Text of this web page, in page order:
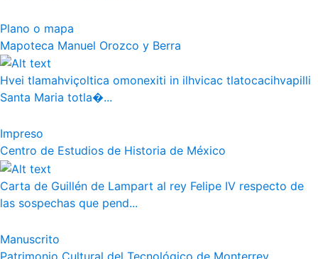
Plano o mapa
Mapoteca Manuel Orozco y Berra
Hvei tlamahviçoltica omonexiti in ilhvicac tlatocacihvapilli
Santa Maria totla�...
Impreso
Centro de Estudios de Historia de México
Carta de Guillén de Lampart al rey Felipe IV respecto de
las sospechas que pend...
Manuscrito
Patrimonio Cultural del Tecnológico de Monterrey